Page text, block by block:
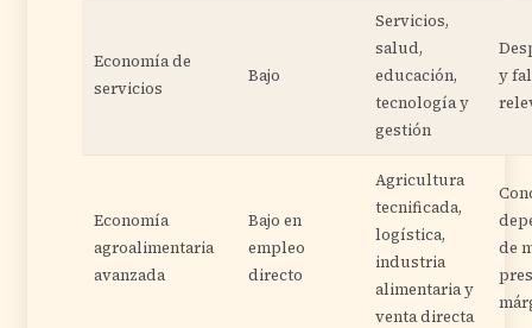
Economía de
servicios
Bajo
Servicios,
salud,
educación,
tecnología y
gestión
y
Economía
agroalimentaria
avanzada
Bajo en
empleo
directo
Agricultura
tecnificada,
logística,
industria
alimentaria y
venta directa
de